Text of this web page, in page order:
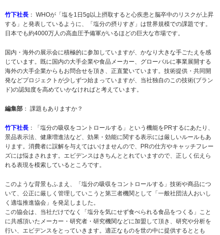
竹下社長 ： WHOが「塩を1日5g以上摂取すると心疾患と脳卒中のリスクが上昇
する」と発表しているように、「塩分の摂りすぎ」は世界規模での課題です。
日本でも約4000万人の高血圧予備軍がいるほどの巨大な市場です。
国内・海外の展示会に積極的に参加していますが、かなり大きな手ごたえを感
じています。既に国内の大手企業や食品メーカー、グローバルに事業展開する
海外の大手企業からもお問合せを頂き、正直驚いています。技術提供・共同開
発などプロジェクトが少しずつ始まっていますが、当社独自のこの技術(ブラン
ド)の認知度を高めていかなければと考えています。
編集部 ： 課題もありますか？
竹下社長 ：「塩分の吸収をコントロールする」という機能をPRするにあたり、
景品表示法、健康増進法など、効果・効能に関する表示には厳しいルールもあ
ります。消費者に誤解を与えてはいけませんので、PRの仕方やキャッチフレー
ズには悩まされます。エビデンスはきちんととれていますので、正しく伝えら
れる表現を模索しているところです。
このような背景もふまえ、「塩分の吸収をコントロールする」技術や商品につ
いて、公正に厳しく管理していこうと第三者機関として「一般社団法人おいし
く適塩推進協会」を発足しました。
この協会は、当社だけでなく「塩分を気にせず食べられる食品をつくる」こと
に共感頂いたメーカー・研究者・研究機関などに加盟して頂き、研究や分析を
行い、エビデンスをとっていきます。適正なものを世の中に提供するととも